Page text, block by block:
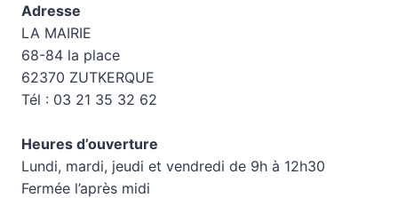
Adresse
LA MAIRIE
68-84 la place
62370 ZUTKERQUE
Tél : 03 21 35 32 62
Heures d’ouverture
Lundi, mardi, jeudi et vendredi de 9h à 12h30
Fermée l’après midi